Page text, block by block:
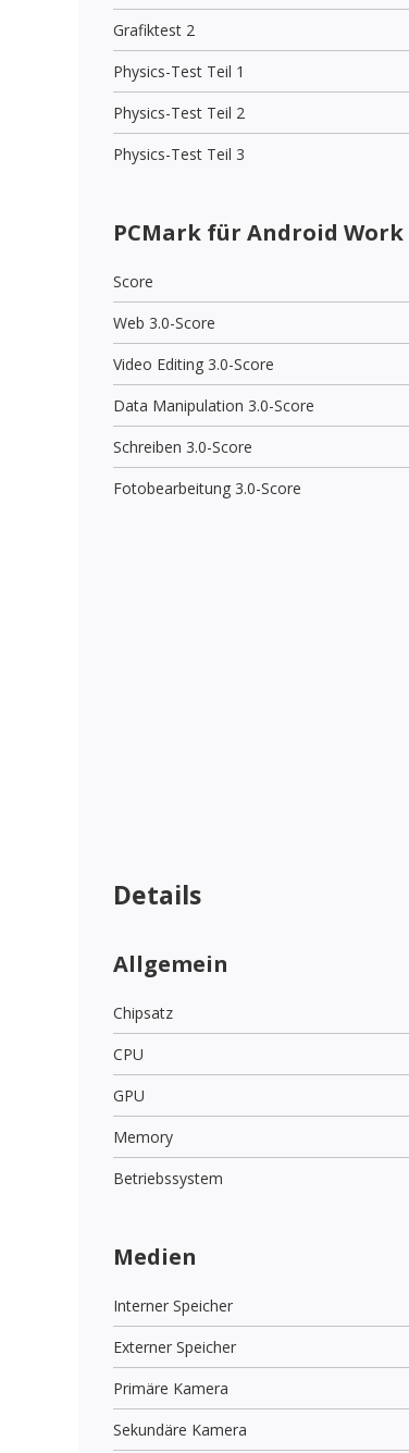
Grafiktest 2
Physics-Test Teil 1
Physics-Test Teil 2
Physics-Test Teil 3
PCMark für Android Work
Score
Web 3.0-Score
Video Editing 3.0-Score
Data Manipulation 3.0-Score
Schreiben 3.0-Score
Fotobearbeitung 3.0-Score
Details
Allgemein
Chipsatz
CPU
GPU
Memory
Betriebssystem
Medien
Interner Speicher
Externer Speicher
Primäre Kamera
Sekundäre Kamera